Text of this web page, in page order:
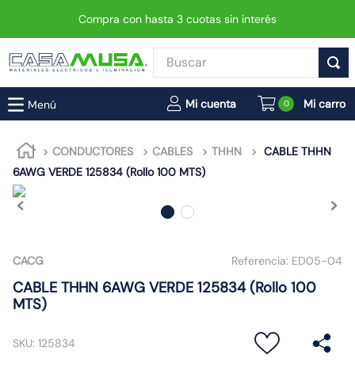
Compra con hasta 3 cuotas sin interés
Buscar
0
CONDUCTORES CABLES THHN
CABLE THHN
6AWG VERDE 125834 (Rollo 100 MTS)
CACG Referencia: ED05-04
CABLE THHN 6AWG VERDE 125834 (Rollo 100
MTS)
SKU: 125834
TÉRMINOS MÁS BUSCADOS
1.
enchufe
2
interruptor
3.
matixgo
7.
foco led